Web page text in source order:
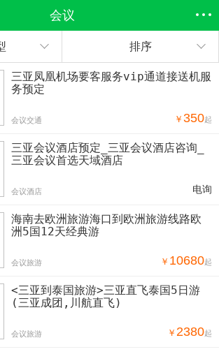
会议
排序
三亚凤凰机场要客服务vip通道接送机服
务预定
会议交通 ￥ 350起
三亚会议酒店预定_三亚会议酒店咨询_
三亚会议首选天域酒店
会议酒店 电询
海南去欧洲旅游海口到欧洲旅游线路欧
洲5国12天经典游
会议旅游 ￥ 10680起
<三亚到泰国旅游>三亚直飞泰国5日游
(三亚成团,川航直飞)
会议旅游 ￥ 2380起
全部分类 搜索 登录欣欣